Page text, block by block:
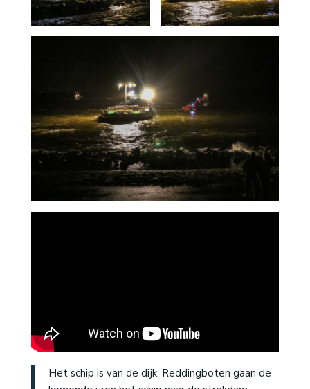
Het schip is van de dijk. Reddingboten gaan de